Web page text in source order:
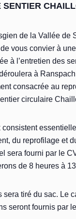
SENTIER
de la Vallée de
vous convier à
à l’entretien des
à
consacrée au
circulaire
consistent
du reprofilage et
sera fourni par le
de 8 heures à
sera tiré du sac. Le
seront fournis par